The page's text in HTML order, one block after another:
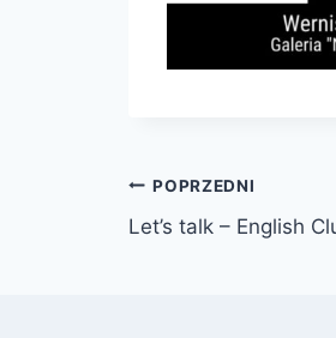
Nawigacja
wpisu
POPRZEDNI
Let’s talk – English